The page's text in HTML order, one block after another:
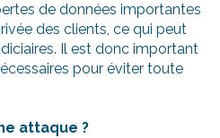
de données importantes
des clients, ce qui peut
Il est donc important
pour éviter toute
attaque ?